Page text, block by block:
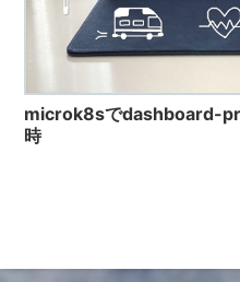
microk8sでdashboard-
時